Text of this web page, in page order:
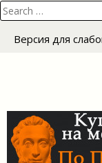
Search
for:
Версия для